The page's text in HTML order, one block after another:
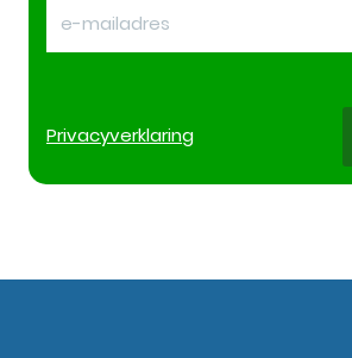
Privacyverklaring